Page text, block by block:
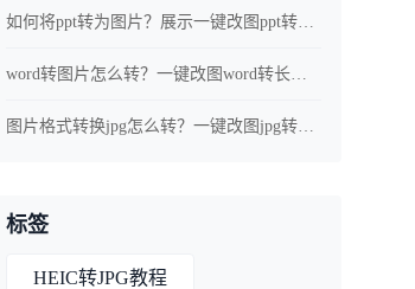
如何将ppt转为图片？展示一键改图ppt转长图流程
word转图片怎么转？一键改图word转长图教程展示
图片格式转换jpg怎么转？一键改图jpg转换教程展示
标签
HEIC转JPG教程